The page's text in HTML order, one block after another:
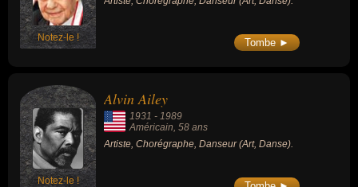
Notez-le ! Tombe ►
Notez-le !
Alvin Ailey
1931 - 1989
Américain, 58 ans
Artiste, Chorégraphe, Danseur (Art, Danse).